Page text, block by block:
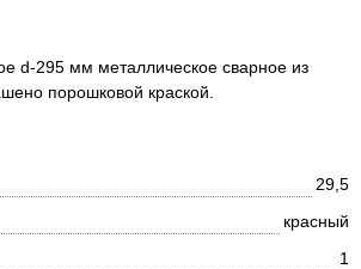
d-295 мм металлическое сварное из
порошковой краской.
29,5
красный
1